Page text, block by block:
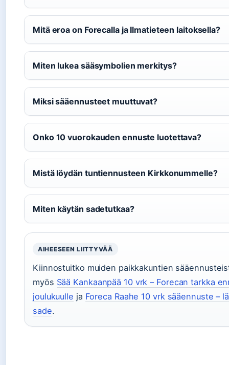
Mitä eroa on Forecalla ja Ilmatieteen laitoksella?
Miten lukea sääsymbolien merkitys?
Miksi sääennusteet muuttuvat?
Onko 10 vuorokauden ennuste luotettava?
Mistä löydän tuntiennusteen Kirkkonummelle?
Miten käytän sadetutkaa?
AIHEESEEN LIITTYVÄÄ
Kiinnostuitko muiden paikkakuntien
myös Sää Kankaanpää 10 vrk – Forecan tarkka
joulukuulle ja Foreca Raahe 10 vrk sääennuste –
sade.